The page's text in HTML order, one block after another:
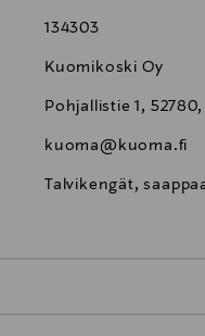
134303
Kuomikoski Oy
Pohjallistie 1,
kuoma@kuoma.fi
Talvikengät,